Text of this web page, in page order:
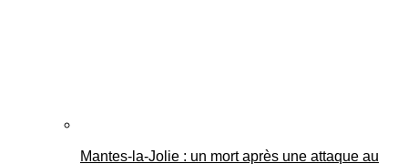
Mantes-la-Jolie : un mort après une attaque au